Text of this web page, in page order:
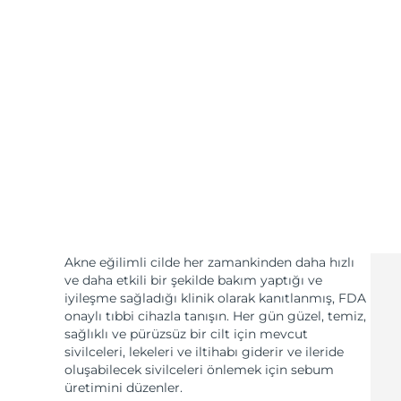
Akne eğilimli cilde her zamankinden daha hızlı
ve daha etkili bir şekilde bakım yaptığı ve
iyileşme sağladığı klinik olarak kanıtlanmış, FDA
onaylı tıbbi cihazla tanışın. Her gün güzel, temiz,
sağlıklı ve pürüzsüz bir cilt için mevcut
sivilceleri, lekeleri ve iltihabı giderir ve ileride
oluşabilecek sivilceleri önlemek için sebum
üretimini düzenler.
FOREO APP
HAKKINDA